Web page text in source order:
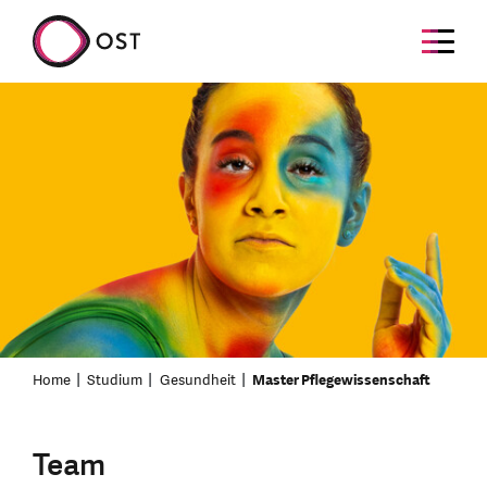
Home Studium Gesundheit Master Pflegewissenschaft
Team